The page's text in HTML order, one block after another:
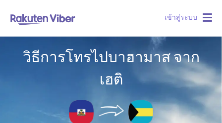
เข้าสู่ระบบ
วิธีการโทรไปบาฮามาส จาก
เฮติ